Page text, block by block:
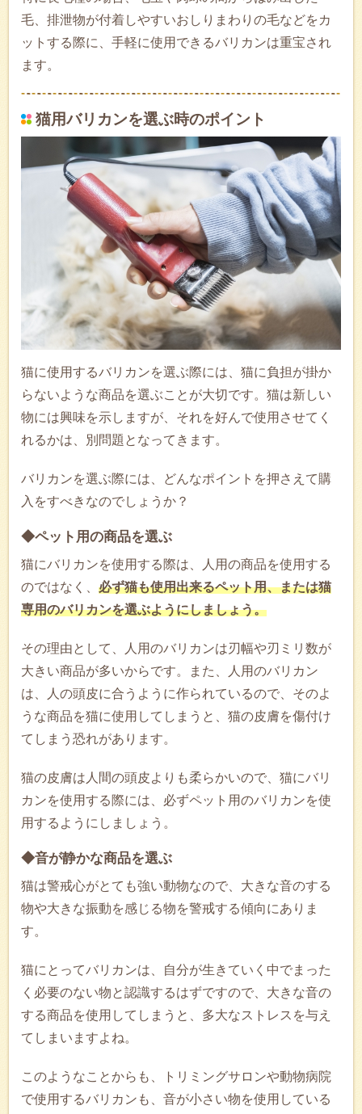
毛、排泄物が付着しやすいおしりまわりの毛などをカ
ットする際に、手軽に使用できるバリカンは重宝され
ます。
猫用バリカンを選ぶ時のポイント
猫に使用するバリカンを選ぶ際には、猫に負担が掛か
らないような商品を選ぶことが大切です。猫は新しい
物には興味を示しますが、それを好んで使用させてく
れるかは、別問題となってきます。
バリカンを選ぶ際には、どんなポイントを押さえて購
入をすべきなのでしょうか？
◆ペット用の商品を選ぶ
猫にバリカンを使用する際は、人用の商品を使用する
のではなく、 必ず猫も使用出来るペット用、または猫
専用のバリカンを選ぶようにしましょう。
その理由として、‭人用のバリカンは刃幅や刃ミリ数が
大きい商品が多いからです。‬また、人用のバリカン
は、人の頭皮に合うように作られているので、そのよ
うな商品を猫に使用してしまうと、猫の皮膚を傷付け
てしまう恐れがあります。
猫の皮膚は人間の頭皮よりも柔らかいので、猫にバリ
カンを使用する際には、必ずペット用のバリカンを使
用するようにしましょう。
◆音が静かな商品を選ぶ
猫は警戒心がとても強い動物なので、大きな音のする
物や大きな振動を感じる物を警戒する傾向にありま
す。
猫にとってバリカンは、自分が生きていく中でまった
く必要のない物と認識するはずですので、大きな音の
する商品を使用してしまうと、多大なストレスを与え
てしまいますよね。
このようなことからも、トリミングサロンや動物病院
で使用するバリカンも、音が小さい物を使用している